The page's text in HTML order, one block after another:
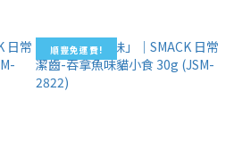
順豐免運費!